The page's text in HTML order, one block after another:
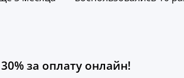
за оплату онлайн!